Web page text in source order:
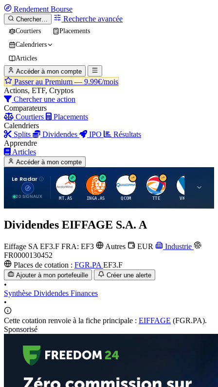
Rendement Bourse
Chercher… Recherche avancée
Courtiers
Placements
Calendriers
Articles
Accéder à mon compte
Passer au Premium — 9.99€/mois
Actions, ETF, Cryptos
Chercher une action
Comparateurs
Courtiers
Placements
Calendriers
Splits
Dividendes IPO
Résultats
Apprendre
Articles
Accéder à mon compte
Le Radar
20 SIGNAUX
A
MT.AS
I
INGA.AS
Q
QCOM
T
TTE VK.PA
Dividendes EIFFAGE S.A. A
Eiffage SA EF3.F FRA: EF3 Autres EUR
Industrie
FR0000130452
Places de cotation : FGR.PA EF3.F
Ajouter à mon portefeuille Créer une alerte
•
Synthèse Dividendes Finances
•
Cette cotation renvoie à la fiche principale : EIFFAGE (FGR.PA).
Sponsorisé